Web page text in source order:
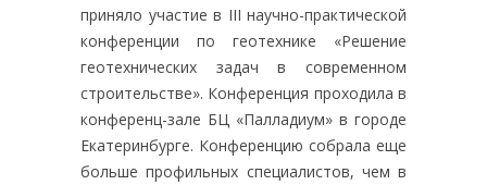
приняло участие в III научно-практической
конференции по геотехнике «Решение
геотехнических задач в современном
строительстве». Конференция проходила в
конференц-зале БЦ «Палладиум» в городе
Екатеринбурге. Конференцию собрала еще
больше профильных специалистов, чем в